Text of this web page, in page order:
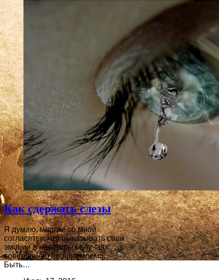
Как сдержать слезы
Я думаю, многие со мной
согласятся, что выказывать свои
эмоции в некоторых случаях
совершенно не приемлемо.
Быть…